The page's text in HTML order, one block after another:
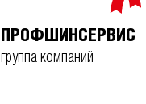
ПРОФШИНСЕРВИС
группа компаний